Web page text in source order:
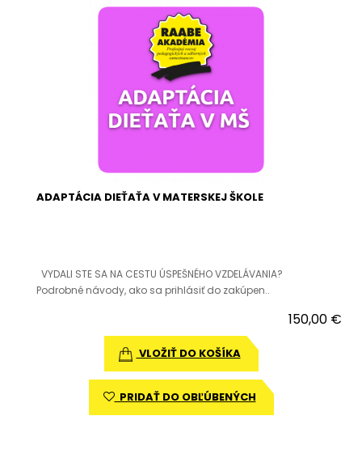
ADAPTÁCIA DIEŤAŤA V MATERSKEJ ŠKOLE
VYDALI STE SA NA CESTU ÚSPEŠNÉHO VZDELÁVANIA?
Podrobné návody, ako sa prihlásiť do zakúpen..
150,00 €
VLOŽIŤ DO KOŠÍKA
PRIDAŤ DO OBĽÚBENÝCH